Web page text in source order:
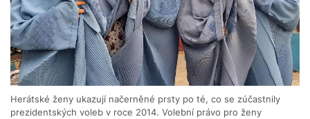
Herátské ženy ukazují načerněné prsty po té, co se zúčastnily
prezidentských voleb v roce 2014. Volební právo pro ženy